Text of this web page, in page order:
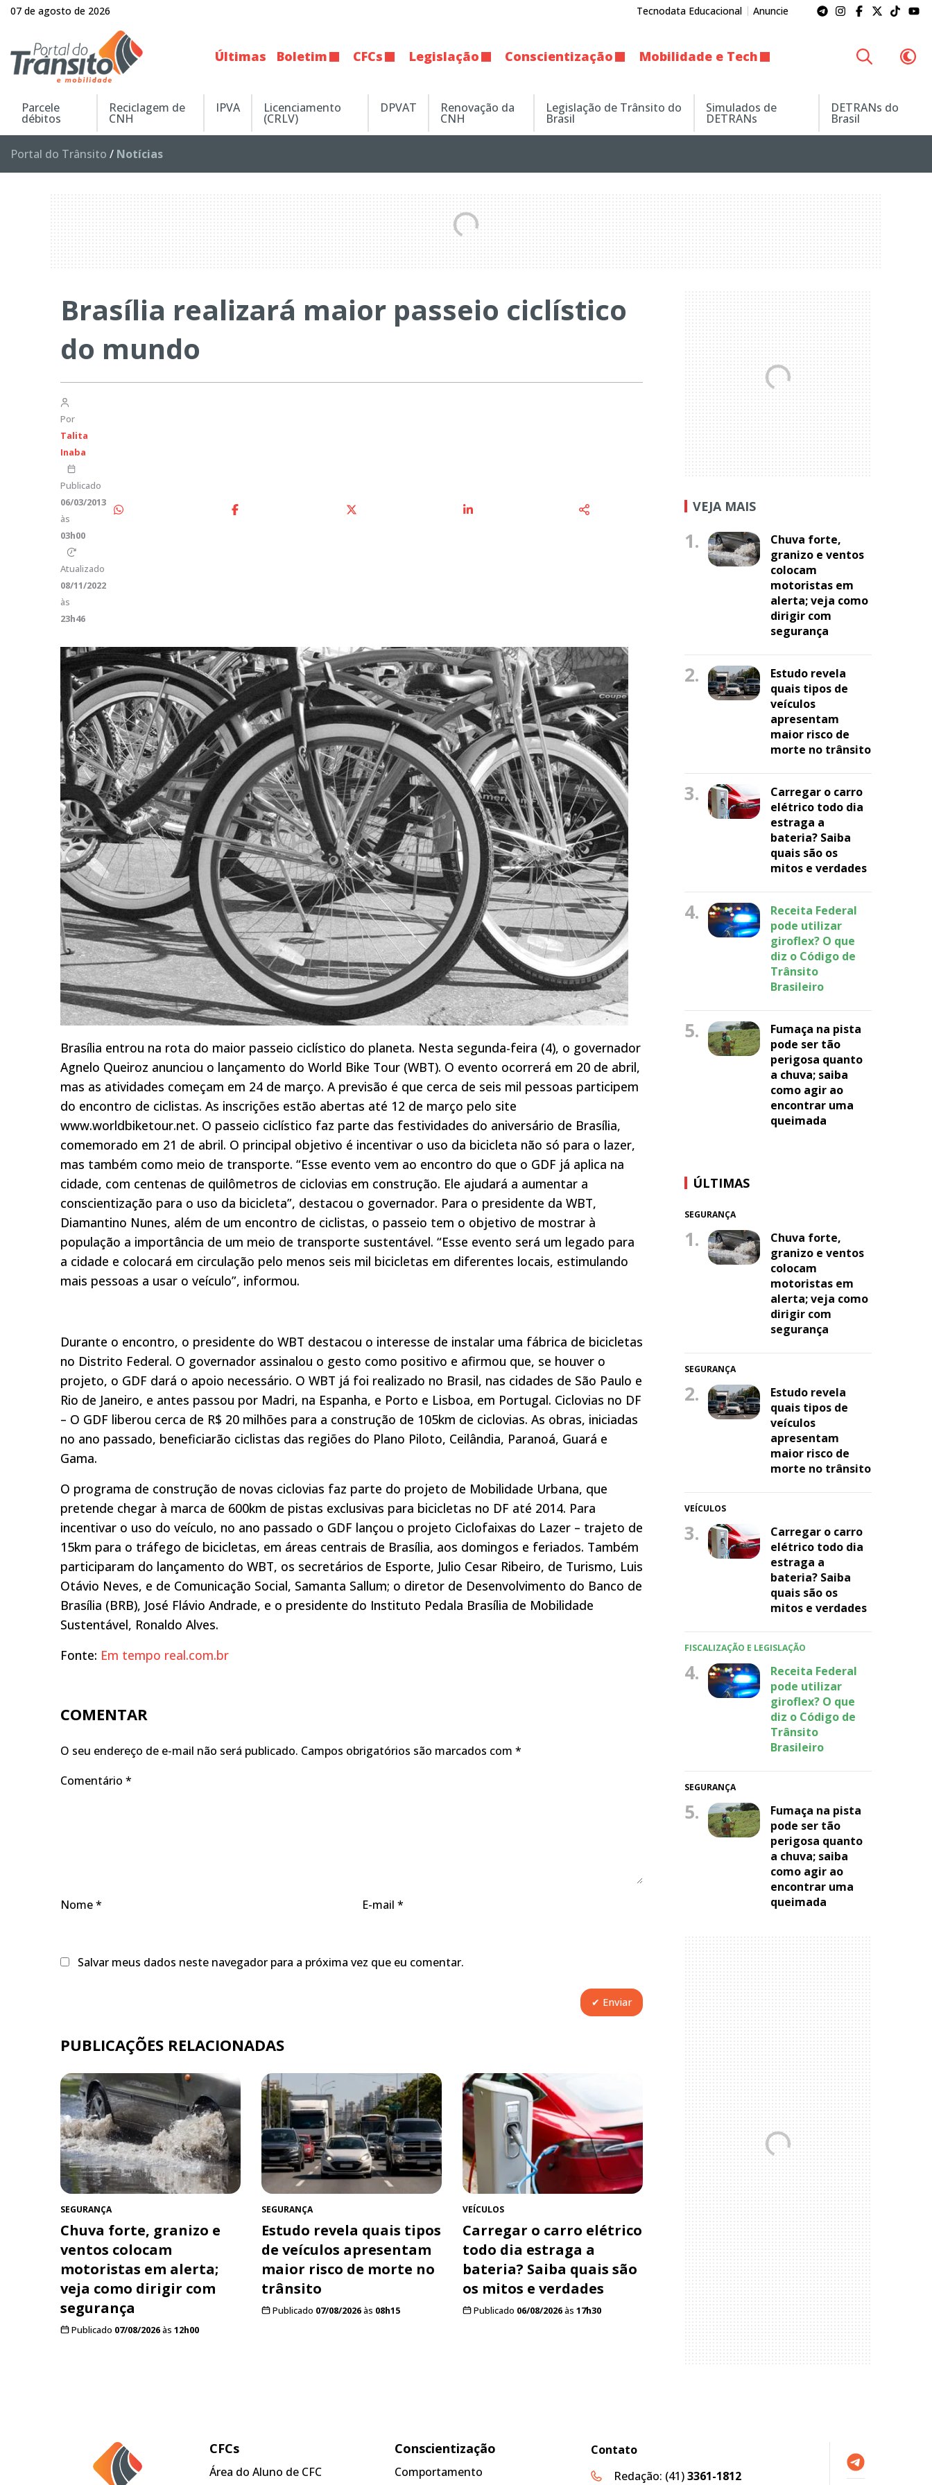
07 de agosto de 2026 Tecnodata Educacional Anuncie
Últimas Boletim CFCs Legislação Conscientização Mobilidade e Tech
Parcele
débitos
Reciclagem de
CNH
IPVA Licenciamento
(CRLV)
DPVAT Renovação da
CNH
Legislação de Trânsito do
Brasil
Simulados de
DETRANs
DETRANs do
Brasil
Portal do Trânsito / Notícias
Brasília realizará maior passeio ciclístico
do mundo
Por
Talita
Inaba
Publicado
06/03/2013
às
03h00
Atualizado
08/11/2022
às
23h46
Brasília entrou na rota do maior passeio ciclístico do planeta. Nesta segunda-feira (4), o governador
Agnelo Queiroz anunciou o lançamento do World Bike Tour (WBT). O evento ocorrerá em 20 de abril,
mas as atividades começam em 24 de março. A previsão é que cerca de seis mil pessoas participem
do encontro de ciclistas. As inscrições estão abertas até 12 de março pelo site
www.worldbiketour.net. O passeio ciclístico faz parte das festividades do aniversário de Brasília,
comemorado em 21 de abril. O principal objetivo é incentivar o uso da bicicleta não só para o lazer,
mas também como meio de transporte. “Esse evento vem ao encontro do que o GDF já aplica na
cidade, com centenas de quilômetros de ciclovias em construção. Ele ajudará a aumentar a
conscientização para o uso da bicicleta”, destacou o governador. Para o presidente da WBT,
Diamantino Nunes, além de um encontro de ciclistas, o passeio tem o objetivo de mostrar à
população a importância de um meio de transporte sustentável. “Esse evento será um legado para
a cidade e colocará em circulação pelo menos seis mil bicicletas em diferentes locais, estimulando
mais pessoas a usar o veículo”, informou.
Durante o encontro, o presidente do WBT destacou o interesse de instalar uma fábrica de bicicletas
no Distrito Federal. O governador assinalou o gesto como positivo e afirmou que, se houver o
projeto, o GDF dará o apoio necessário. O WBT já foi realizado no Brasil, nas cidades de São Paulo e
Rio de Janeiro, e antes passou por Madri, na Espanha, e Porto e Lisboa, em Portugal. Ciclovias no DF
– O GDF liberou cerca de R$ 20 milhões para a construção de 105km de ciclovias. As obras, iniciadas
no ano passado, beneficiarão ciclistas das regiões do Plano Piloto, Ceilândia, Paranoá, Guará e
Gama.
O programa de construção de novas ciclovias faz parte do projeto de Mobilidade Urbana, que
pretende chegar à marca de 600km de pistas exclusivas para bicicletas no DF até 2014. Para
incentivar o uso do veículo, no ano passado o GDF lançou o projeto Ciclofaixas do Lazer – trajeto de
15km para o tráfego de bicicletas, em áreas centrais de Brasília, aos domingos e feriados. Também
participaram do lançamento do WBT, os secretários de Esporte, Julio Cesar Ribeiro, de Turismo, Luis
Otávio Neves, e de Comunicação Social, Samanta Sallum; o diretor de Desenvolvimento do Banco de
Brasília (BRB), José Flávio Andrade, e o presidente do Instituto Pedala Brasília de Mobilidade
Sustentável, Ronaldo Alves.
Fonte: Em tempo real.com.br
COMENTAR
O seu endereço de e-mail não será publicado. Campos obrigatórios são marcados com *
Comentário *
Nome* E-mail *
Salvar meus dados neste navegador para a próxima vez que eu comentar.
PUBLICAÇÕES RELACIONADAS
SEGURANÇA
Chuva forte, granizo e
ventos colocam
motoristas em alerta;
veja como dirigir com
segurança
Publicado 07/08/2026às 12h00
SEGURANÇA
Estudo revela quais tipos
de veículos apresentam
maior risco de morte no
trânsito
Publicado 07/08/2026às 08h15
VEÍCULOS
Carregar o carro elétrico
todo dia estraga a
bateria? Saiba quais são
os mitos e verdades
Publicado 06/08/2026às 17h30
VEJA MAIS
1.
Chuva forte,
granizo e ventos
colocam
motoristas em
alerta; veja como
dirigir com
segurança
2.
Estudo revela
quais tipos de
veículos
apresentam
maior risco de
morte no trânsito
3.
Carregar o carro
elétrico todo dia
estraga a
bateria? Saiba
quais são os
mitos e verdades
4.
Receita Federal
pode utilizar
giroflex? O que
diz o Código de
Trânsito
Brasileiro
5.
Fumaça na pista
pode ser tão
perigosa quanto
a chuva; saiba
como agir ao
encontrar uma
queimada
ÚLTIMAS
SEGURANÇA
1.
Chuva forte,
granizo e ventos
colocam
motoristas em
alerta; veja como
dirigir com
segurança
SEGURANÇA
2.
Estudo revela
quais tipos de
veículos
apresentam
maior risco de
morte no trânsito
VEÍCULOS
3.
Carregar o carro
elétrico todo dia
estraga a
bateria? Saiba
quais são os
mitos e verdades
FISCALIZAÇÃO E LEGISLAÇÃO
4.
Receita Federal
pode utilizar
giroflex? O que
diz o Código de
Trânsito
Brasileiro
SEGURANÇA
5.
Fumaça na pista
pode ser tão
perigosa quanto
a chuva; saiba
como agir ao
encontrar uma
queimada
CFCs
Área do Aluno de CFC
Conscientização
Comportamento
Contato
Redação: (41)3361-1812